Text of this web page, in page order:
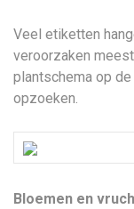
Veel etiketten
veroorzaken
plantschema op
opzoeken.
Bloemen en